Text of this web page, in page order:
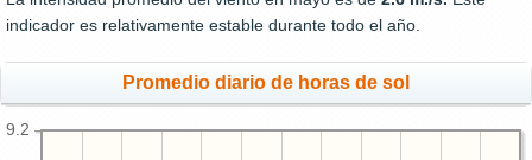
indicador es relativamente estable durante todo el año.
Promedio diario de horas de sol
9.2